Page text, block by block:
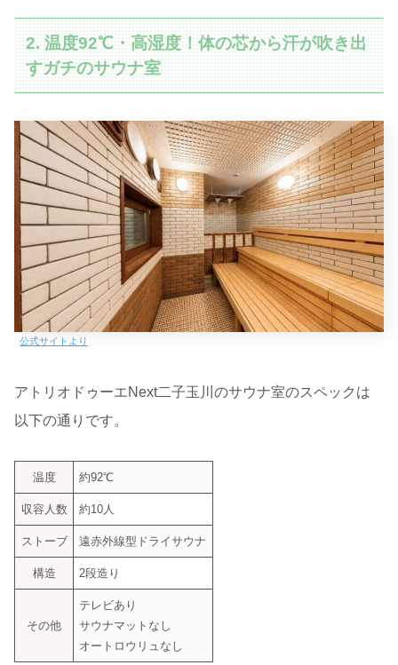
2. 温度92℃・高湿度！体の芯から汗が吹き出
すガチのサウナ室
公式サイトより
アトリオドゥーエNext二子玉川のサウナ室のスペックは
以下の通りです。
温度 約92℃
収容人数 約10人
ストーブ 遠赤外線型ドライサウナ
構造 2段造り
その他
テレビあり
サウナマットなし
オートロウリュなし